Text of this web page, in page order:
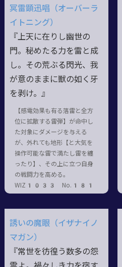
冥雷顕迅唱（オーバーラ
イトニング）
『上天に在りし幽世の
門。秘めたる力を雷と成
し。その荒ぶる閃光、我
が意のままに獣の如く牙
を剥け。』
【感電効果も有る落雷と全方
位に拡散する雷弾】が命中し
た対象にダメージを与える
が、外れても地形【と大気を
操作可能な雷で満たし雷を纏
ったり】、その上に立つ自身
の戦闘力を高める。
WIZ1033 No.181
誘いの魔眼（イザナイノ
マガン）
『常世を彷徨う数多の怨